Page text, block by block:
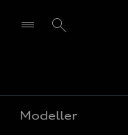
Modeller